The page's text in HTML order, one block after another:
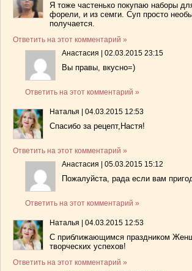
Я тоже частенько покупаю наборы
форели, и из семги. Суп просто
получается.
Ответить на этот комментарий »
Анастасия
02.03.2015 23:15
Вы правы, вкусно=)
Ответить на этот комментарий »
Наталья 04.03.2015 12:53
Спасибо за рецепт,Настя!
Ответить на этот комментарий »
Анастасия
05.03.2015 15:12
Пожалуйста, рада если вам
Ответить на этот комментарий »
Наталья 04.03.2015 12:53
С приближающимся праздником
творческих успехов!
Ответить на этот комментарий »